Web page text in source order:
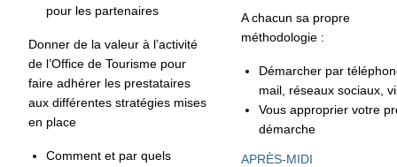
pour les partenaires
Donner de la valeur à l’activité
de l’Office de Tourisme pour
faire adhérer les prestataires
aux différentes stratégies mises
en place
Comment et par quels
A chacun sa propre
méthodologie :
Démarcher par
mail, réseaux sociaux,
Vous approprier votre
démarche
APRÈS-MIDI